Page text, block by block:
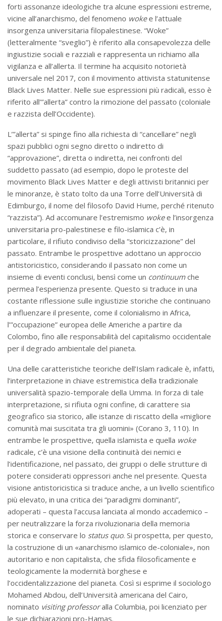
forti assonanze ideologiche tra alcune espressioni estreme,
vicine all’anarchismo, del fenomeno wokee l’attuale
insorgenza universitaria filopalestinese. “Woke”
(letteralmente “sveglio”) è riferito alla consapevolezza delle
ingiustizie sociali e razziali e rappresenta un richiamo alla
vigilanza e all’allerta. Il termine ha acquisito notorietà
universale nel 2017, con il movimento attivista statunitense
Black Lives Matter. Nelle sue espressioni più radicali, esso è
riferito all’”allerta” contro la rimozione del passato (coloniale
e razzista dell’Occidente).
L’”allerta” si spinge fino alla richiesta di “cancellare” negli
spazi pubblici ogni segno diretto o indiretto di
“approvazione”, diretta o indiretta, nei confronti del
suddetto passato (ad esempio, dopo le proteste del
movimento Black Lives Matter e degli attivisti britannici per
le minoranze, è stato tolto da una Torre dell’Università di
Edimburgo, il nome del filosofo David Hume, perché ritenuto
“razzista”). Ad accomunare l’estremismo wokee l’insorgenza
universitaria pro-palestinese e filo-islamica c’è, in
particolare, il rifiuto condiviso della “storicizzazione” del
passato. Entrambe le prospettive adottano un approccio
antistoricistico, considerando il passato non come un
insieme di eventi conclusi, bensì come un continuum che
permea l’esperienza presente. Questo si traduce in una
costante riflessione sulle ingiustizie storiche che continuano
a influenzare il presente, come il colonialismo in Africa,
l’”occupazione” europea delle Americhe a partire da
Colombo, fino alle responsabilità del capitalismo occidentale
per il degrado ambientale del pianeta.
Una delle caratteristiche teoriche dell’Islam radicale è, infatti,
l’interpretazione in chiave estremistica della tradizionale
universalità spazio-temporale della Umma. In forza di tale
interpretazione, si rifiuta ogni confine, di carattere sia
geografico sia storico, alle istanze di riscatto della «migliore
comunità mai suscitata tra gli uomini» (Corano 3, 110). In
entrambe le prospettive, quella islamista e quella woke
radicale, c’è una visione della continuità dei nemici e
l’identificazione, nel passato, dei gruppi o delle strutture di
potere considerati oppressori anche nel presente. Questa
visione antistoricistica si traduce anche, a un livello scientifico
più elevato, in una critica dei “paradigmi dominanti”,
adoperati – questa l’accusa lanciata al mondo accademico –
per neutralizzare la forza rivoluzionaria della memoria
storica e conservare lo status quo. Si prospetta, per questo,
la costruzione di un «anarchismo islamico de-coloniale», non
autoritario e non capitalista, che sfida filosoficamente e
teologicamente la modernità borghese e
l’occidentalizzazione del pianeta. Così si esprime il sociologo
Mohamed Abdou, dell’Università americana del Cairo,
nominato visiting professoralla Columbia, poi licenziato per
le sue dichiarazioni pro-Hamas.